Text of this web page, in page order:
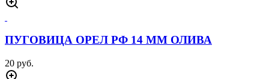
ПУГОВИЦА ОРЕЛ РФ 14 ММ ОЛИВА
20 руб.